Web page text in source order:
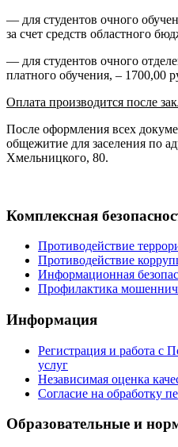
— для студентов очного
за счет средств областного
— для студентов очного
платного обучения, – 1700,00
Оплата производится после
После оформления всех
общежитие для заселения по
Хмельницкого, 80.
Комплексная
Противодействие
Противодействие
Информационная
Профилактика
Информация
Регистрация и работа с
услуг
Независимая оценка
Согласие на обработку
Образовательные и